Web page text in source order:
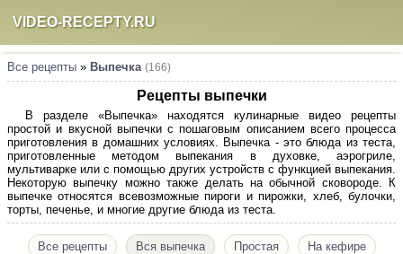
VIDEO-RECEPTY.RU
Все рецепты » Выпечка (166)
Рецепты выпечки
В разделе «Выпечка» находятся кулинарные видео рецепты
простой и вкусной выпечки с пошаговым описанием всего процесса
приготовления в домашних условиях. Выпечка - это блюда из теста,
приготовленные методом выпекания в духовке, аэрогриле,
мультиварке или с помощью других устройств с функцией выпекания.
Некоторую выпечку можно также делать на обычной сковороде. К
выпечке относятся всевозможные пироги и пирожки, хлеб, булочки,
торты, печенье, и многие другие блюда из теста.
Все рецепты Вся выпечка Простая На кефире